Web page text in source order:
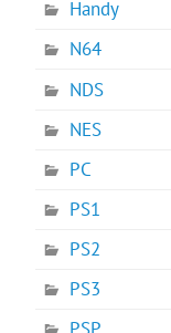
Handy
N64
NDS
NES
PC
PS1
PS2
PS3